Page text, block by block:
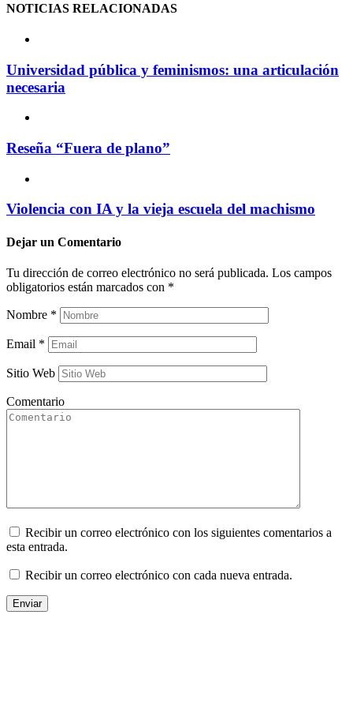
NOTICIAS RELACIONADAS
Universidad pública y feminismos: una articulación
necesaria
Reseña “Fuera de plano”
Violencia con IA y la vieja escuela del machismo
Dejar un Comentario
Tu dirección de correo electrónico no será publicada. Los campos
obligatorios están marcados con *
Nombre *
Email *
Sitio Web
Comentario
Recibir un correo electrónico con los siguientes comentarios a
esta entrada.
Recibir un correo electrónico con cada nueva entrada.